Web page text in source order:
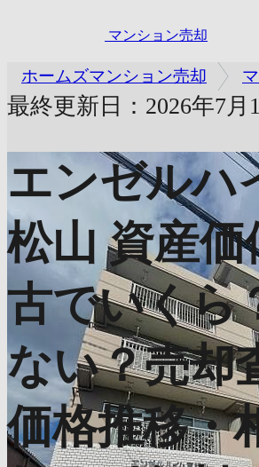
マンション売却
ホームズマンション売却
最終更新日：2026年7月
エンゼルハ
松山 資産価
古でいくら
ない？売却
価格推移・